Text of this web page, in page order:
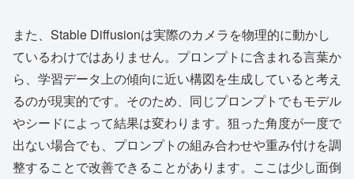
また、Stable Diffusionは実際のカメラを物理的に動かし
ているわけではありません。プロンプトに含まれる言葉か
ら、学習データ上の傾向に近い構図を生成していると考え
るのが現実的です。そのため、同じプロンプトでもモデル
やシードによって結果は変わります。狙った角度が一度で
出ない場合でも、プロンプトの組み合わせや重み付けを調
整することで改善できることがあります。ここは少し面倒